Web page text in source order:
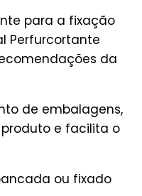
para a fixação
Perfurcortante
da
de embalagens,
e facilita o
ou fixado